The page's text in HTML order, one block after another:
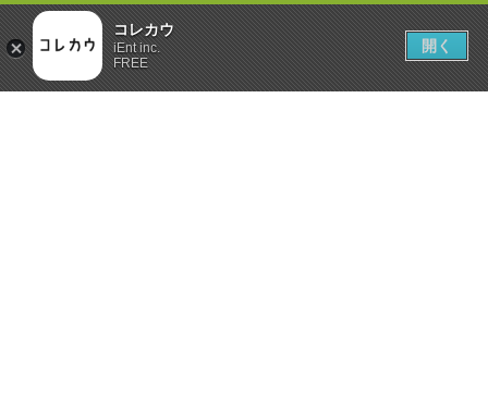
コレカウ
iEnt inc.
FREE
開く